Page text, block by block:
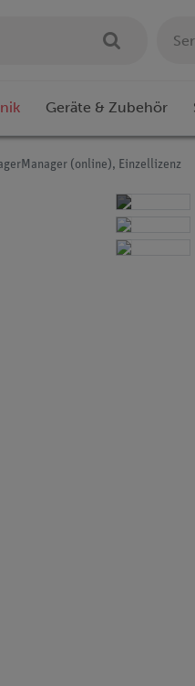
Geräte & Zubehör
(online), Einzellizenz